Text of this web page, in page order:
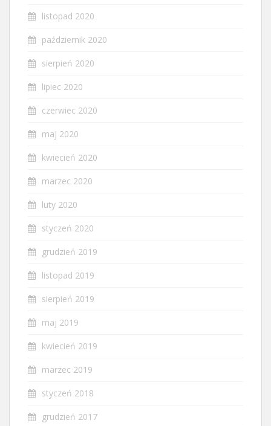
listopad 2020
październik 2020
sierpień 2020
lipiec 2020
czerwiec 2020
maj 2020
kwiecień 2020
marzec 2020
luty 2020
styczeń 2020
grudzień 2019
listopad 2019
sierpień 2019
maj 2019
kwiecień 2019
marzec 2019
styczeń 2018
grudzień 2017